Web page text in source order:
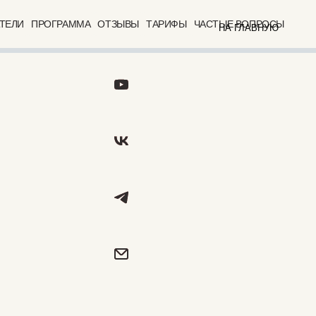
ПРОГРАММА ОТЗЫВЫ ТАРИФЫ ЧАСТЫЕ ВОПРОСЫ
НА ГЛАВНУЮ